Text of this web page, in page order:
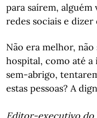
para saírem,
redes sociais e dizer
Não era melhor,
hospital, como até
sem-abrigo,
estas pessoas? A